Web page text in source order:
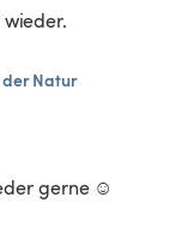
derNatur
gerne ☺️